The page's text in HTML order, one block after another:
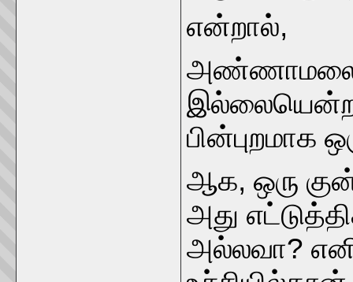
என்றால்,
பின்புறமாக
ஆக, ஒரு
அது
அல்லவா?